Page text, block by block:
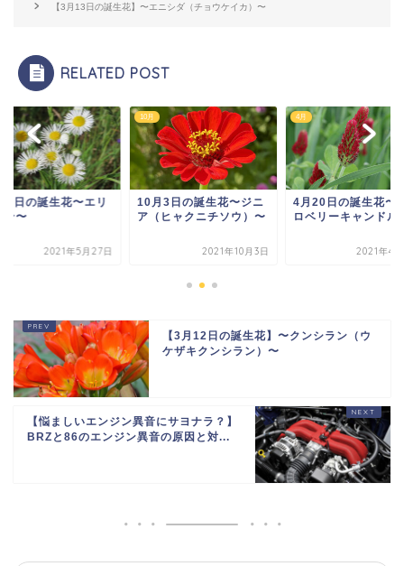
【3月13日の誕生花】〜エニシダ（チョウケイカ）〜
RELATED POST
日の誕生花〜エリ
ン〜
2021年5月27日
10月
10月3日の誕生花〜ジニ
ア（ヒャクニチソウ）〜
2021年10月3日
4月
4月20日の誕生花〜
ロベリーキャンドル
2021年4
【3月12日の誕生花】〜クンシラン（ウ
ケザキクンシラン）〜
【悩ましいエンジン異音にサヨナラ？】
BRZと86のエンジン異音の原因と対...